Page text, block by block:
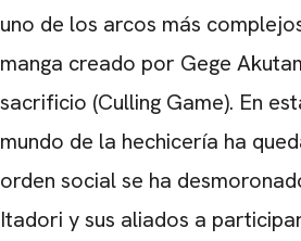
uno de los arcos más
manga creado por Gege
sacrificio (Culling Game). En
mundo de la hechicería ha
orden social se ha
Itadori y sus aliados a